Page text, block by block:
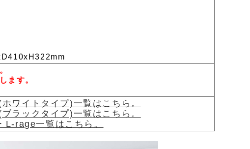
ます。
ワイトタイプ)一覧はこちら。
ラックタイプ)一覧はこちら。
L-rage一覧はこちら。